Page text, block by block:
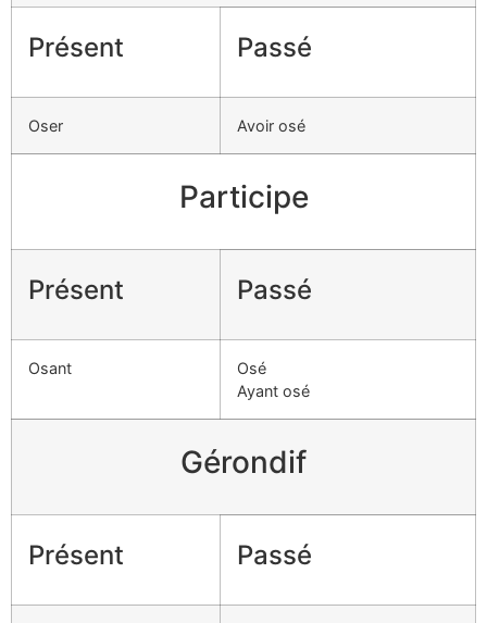
Présent Passé
Oser Avoir osé
Participe
Présent Passé
Osant
Osé
Ayant osé
Gérondif
Présent Passé